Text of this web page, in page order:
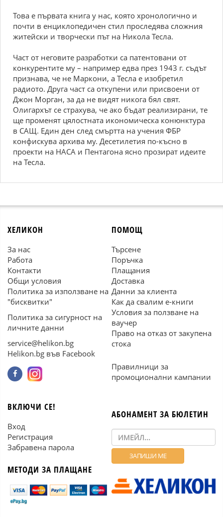
Това е първата книга у нас, която хронологично и
почти в енциклопедичен стил проследява сложния
житейски и творчески път на Никола Тесла.
Част от неговите разработки са патентовани от
конкурентите му – например едва през 1943 г. съдът
признава, че не Маркони, а Тесла е изобретил
радиото. Друга част са откупени или присвоени от
Джон Морган, за да не видят никога бял свят.
Олигархът се страхува, че ако бъдат реализирани, те
ще променят цялостната икономическа конюнктура
в САЩ. Един ден след смъртта на учения ФБР
конфискува архива му. Десетилетия по-късно в
проекти на НАСА и Пентагона ясно прозират идеите
на Тесла.
ХЕЛИКОН
За нас
Работа
Контакти
Общи условия
Политика за използване на
"бисквитки"
Политика за сигурност на
личните данни
service@helikon.bg
Helikon.bg във Facebook
ПОМОЩ
Търсене
Поръчка
Плащания
Доставка
Данни за клиента
Как да свалим е-книги
Условия за ползване на
ваучер
Право на отказ от закупена
стока
Правилници за
промоционални кампании
ВКЛЮЧИ СЕ!
Вход
Регистрация
Забравена парола
МЕТОДИ ЗА ПЛАЩАНЕ
АБОНАМЕНТ ЗА БЮЛЕТИН